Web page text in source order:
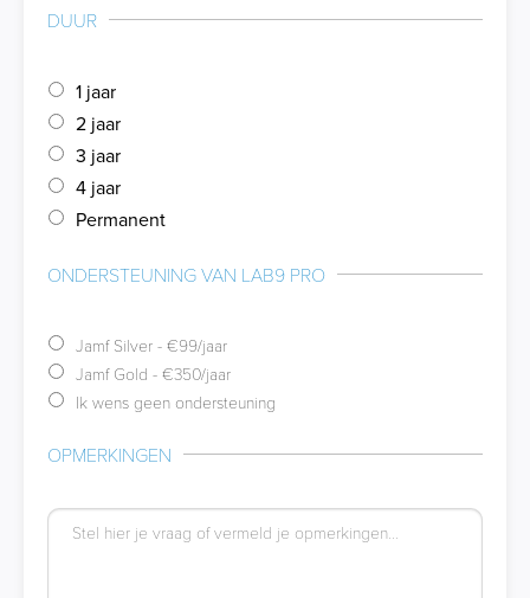
DUUR
1 jaar
2 jaar
3 jaar
4 jaar
Permanent
ONDERSTEUNING VAN LAB9 PRO
Jamf Silver - €99/jaar
Jamf Gold - €350/jaar
Ik wens geen ondersteuning
OPMERKINGEN